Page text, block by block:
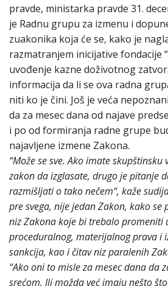
pravde, ministarka pravde 31.
je Radnu grupu za izmenu i
zuakonika koja će se, kako je
razmatranjem inicijative fondacije
uvođenje kazne doživotnog
informacija da li se ova radna
niti ko je čini. Još je veća
da za mesec dana od najave
i po od formiranja radne grupe
najavljene izmene Zakona.
“Može se sve. Ako imate skupštinsku
zakon da izglasate, drugo je pitanje
razmišljati o tako nečem“, kaže
pre svega, nije jedan Zakon, kako se
niz Zakona koje bi trebalo promeniti
proceduralnog, materijalnog prava i
sankcija, kao i čitav niz paralenih
“Ako oni to misle za mesec dana da
srećom. Ili možda već imaju nešto